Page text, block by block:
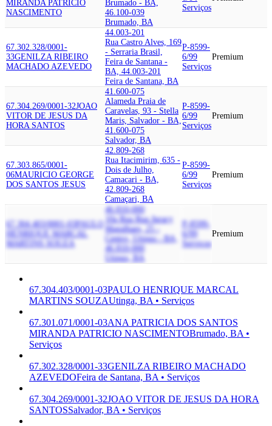
MIRANDA PATRICIO
NASCIMENTO
Brumado - BA,
46.100-039
Brumado, BA
Serviços
67.302.328/0001-
33GENILZA RIBEIRO
MACHADO AZEVEDO
44.003-201
Rua Castro Alves, 169
- Serraria Brasil,
Feira de Santana -
BA, 44.003-201
Feira de Santana, BA
P-8599-
6/99
Serviços
Premium
67.304.269/0001-32JOAO
VITOR DE JESUS DA
HORA SANTOS
41.600-075
Alameda Praia de
Caravelas, 93 - Stella
Maris, Salvador - BA,
41.600-075
Salvador, BA
P-8599-
6/99
Serviços
Premium
67.303.865/0001-
06MAURICIO GEORGE
DOS SANTOS JESUS
42.809-268
Rua Itacimirim, 635 -
Dois de Julho,
Camacari - BA,
42.809-268
Camaçari, BA
P-8599-
6/99
Serviços
Premium
67.304.403/0001-03PAULO
HENRIQUE MARCAL
MARTINS SOUZA
46.810-000
10a Rua Rua Juracy
Magalhaes, 25 -
Centro, Utinga - BA,
46.810-000
Utinga, BA
P-8599-
6/99
Serviços
Premium
67.304.403/0001-03PAULO HENRIQUE MARCAL
MARTINS SOUZAUtinga, BA • Serviços
67.301.071/0001-03ANA PATRICIA DOS SANTOS
MIRANDA PATRICIO NASCIMENTOBrumado, BA •
Serviços
67.302.328/0001-33GENILZA RIBEIRO MACHADO
AZEVEDOFeira de Santana, BA • Serviços
67.304.269/0001-32JOAO VITOR DE JESUS DA HORA
SANTOSSalvador, BA • Serviços